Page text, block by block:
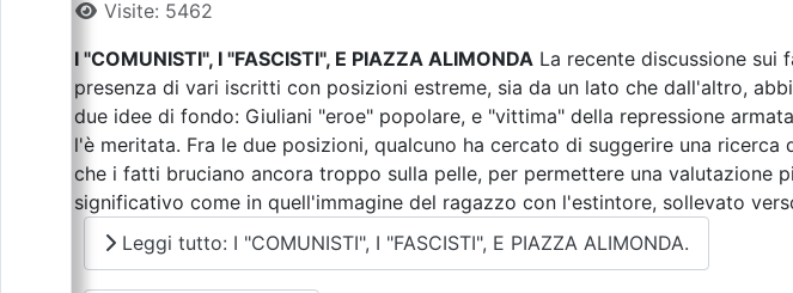
Visite: 5462
I "COMUNISTI", I "FASCISTI", E PIAZZA ALIMONDA La recente discussione sui
presenza di vari iscritti con posizioni estreme, sia da un lato che dall'altro,
due idee di fondo: Giuliani "eroe" popolare, e "vittima" della repressione
l'è meritata. Fra le due posizioni, qualcuno ha cercato di suggerire una
che i fatti bruciano ancora troppo sulla pelle, per permettere una valutazione
significativo come in quell'immagine del ragazzo con l'estintore, sollevato
Leggi tutto: I "COMUNISTI", I "FASCISTI", E PIAZZA ALIMONDA.